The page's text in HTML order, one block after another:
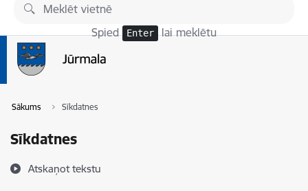
Pāriet uz lapas saturu
Spied Enter lai meklētu
Sākums Sīkdatnes
Sīkdatnes
Atskaņot tekstu